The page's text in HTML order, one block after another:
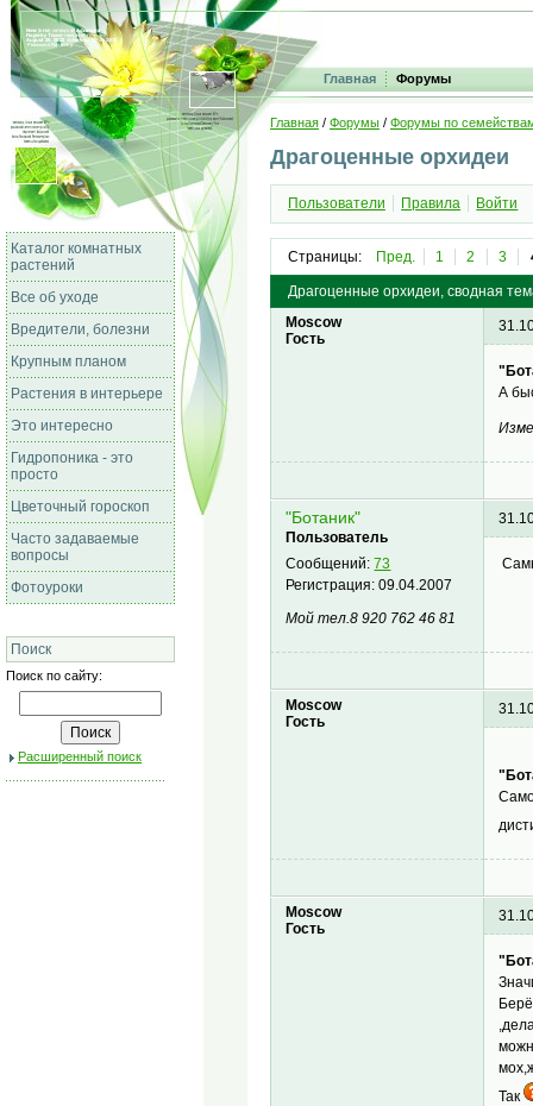
Главная Форумы
Каталог комнатных
растений
Все об уходе
Вредители, болезни
Крупным планом
Растения в интерьере
Это интересно
Гидропоника - это
просто
Цветочный гороскоп
Часто задаваемые
вопросы
Фотоуроки
Поиск
Поиск по сайту:
Расширенный поиск
Главная / Форумы / Форумы по
Драгоценные орхидеи
Пользователи Правила Войти
Страницы: Пред. 1 2 3
Драгоценные орхидеи, сводная
Moscow
Гость
А
"Ботаник"
Пользователь
Сообщений:73
Регистрация:09.04.2007
Мой тел.8 920 762 46 81
Moscow
Гость
Moscow
Гость
Так